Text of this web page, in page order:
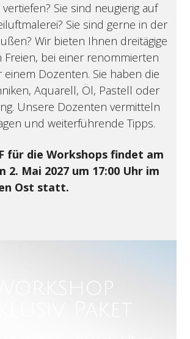
Sie sind neugierig auf
Sie sind gerne in der
Wir bieten Ihnen dreitägige
Freien, bei einer renommierten
Dozenten. Sie haben die
Aquarell, Öl, Pastell oder
Unsere Dozenten vermitteln
und weiterführende Tipps.
für die Workshops findet am
2. Mai 2027 um 17:00 Uhr im
Ost statt.
Workshop